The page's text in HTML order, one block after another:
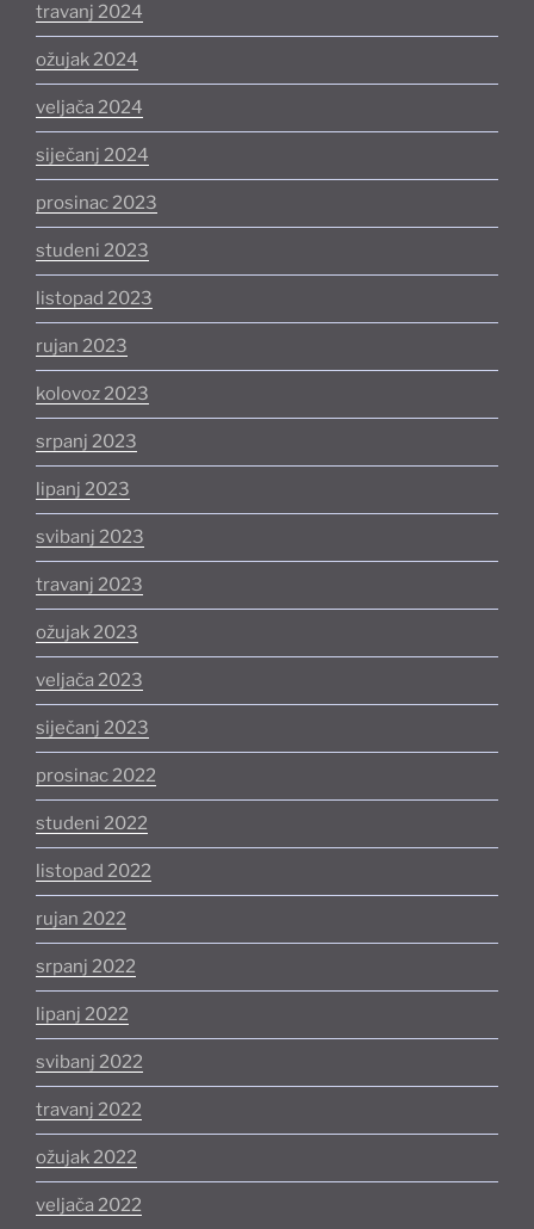
travanj 2024
ožujak 2024
veljača 2024
siječanj 2024
prosinac 2023
studeni 2023
listopad 2023
rujan 2023
kolovoz 2023
srpanj 2023
lipanj 2023
svibanj 2023
travanj 2023
ožujak 2023
veljača 2023
siječanj 2023
prosinac 2022
studeni 2022
listopad 2022
rujan 2022
srpanj 2022
lipanj 2022
svibanj 2022
travanj 2022
ožujak 2022
veljača 2022